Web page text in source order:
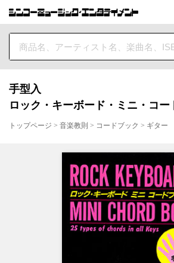
手型入
ロック・キーボード・ミニ・コー
トップページ > 音楽教則 > コードブック > ギター